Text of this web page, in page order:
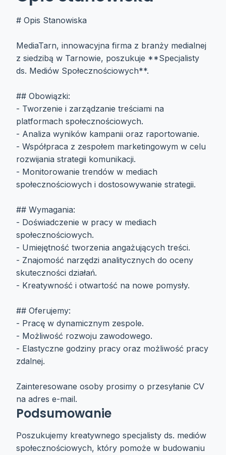
# Opis Stanowiska
MediaTarn, innowacyjna firma z branży medialnej
z siedzibą w Tarnowie, poszukuje **Specjalisty
ds. Mediów Społecznościowych**.
## Obowiązki:
- Tworzenie i zarządzanie treściami na
platformach społecznościowych.
- Analiza wyników kampanii oraz raportowanie.
- Współpraca z zespołem marketingowym w celu
rozwijania strategii komunikacji.
- Monitorowanie trendów w mediach
społecznościowych i dostosowywanie strategii.
## Wymagania:
- Doświadczenie w pracy w mediach
społecznościowych.
- Umiejętność tworzenia angażujących treści.
- Znajomość narzędzi analitycznych do oceny
skuteczności działań.
- Kreatywność i otwartość na nowe pomysły.
## Oferujemy:
- Pracę w dynamicznym zespole.
- Możliwość rozwoju zawodowego.
- Elastyczne godziny pracy oraz możliwość pracy
zdalnej.
Zainteresowane osoby prosimy o przesyłanie CV
na adres e-mail.
Podsumowanie
Poszukujemy kreatywnego specjalisty ds. mediów
społecznościowych, który pomoże w budowaniu